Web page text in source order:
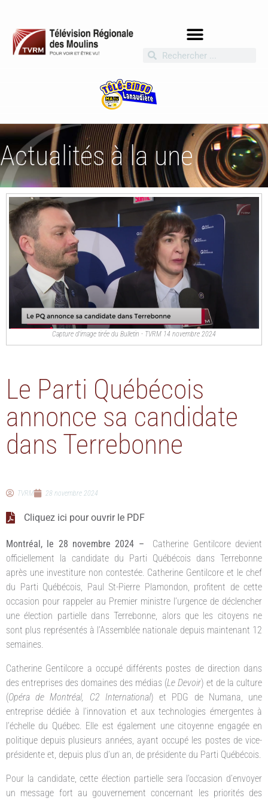
Actualités à la une
Capture d'image tirée du Bulletin - TVRM 14 novembre 2024
Le Parti Québécois
annonce sa candidate
dans Terrebonne
TVRM 28 novembre 2024
Cliquez ici pour ouvrir le PDF
Montréal, le 28 novembre 2024 –
Catherine Gentilcore devient
officiellement la candidate du Parti Québécois dans Terrebonne
après une investiture non contestée. Catherine Gentilcore et le chef
du Parti Québécois, Paul St-Pierre Plamondon, profitent de cette
occasion pour rappeler au Premier ministre l’urgence de déclencher
une élection partielle dans Terrebonne, alors que les citoyens ne
sont plus représentés à l’Assemblée nationale depuis maintenant 12
semaines.
Catherine Gentilcore a occupé différents postes de direction dans
des entreprises des domaines des médias (Le Devoir) et de la culture
(Opéra de Montréal, C2 International) et PDG de Numana, une
entreprise dédiée à l’innovation et aux technologies émergentes à
l’échelle du Québec. Elle est également une citoyenne engagée en
politique depuis plusieurs années, ayant occupé les postes de vice-
présidente et, depuis plus d’un an, de présidente du Parti Québécois.
Pour la candidate, cette élection partielle sera l’occasion d’envoyer
un message fort au gouvernement concernant les priorités des